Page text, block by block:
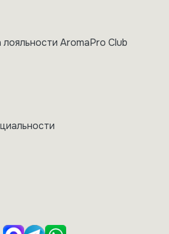
AromaPro Club